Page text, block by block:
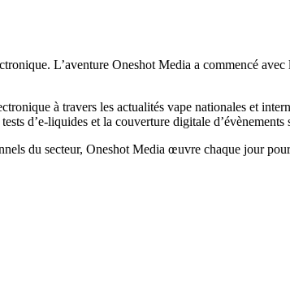
L’aventure Oneshot Media a commencé
à travers les actualités vape nationales et
d’e-liquides et la couverture digitale d’évènements
du secteur, Oneshot Media œuvre chaque jour